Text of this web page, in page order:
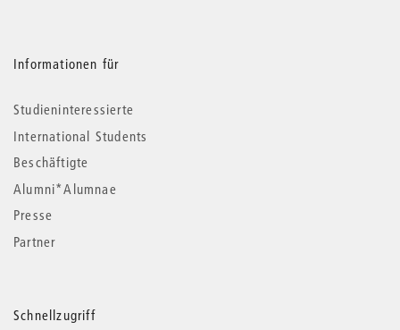
Informationen für
Studieninteressierte
International Students
Beschäftigte
Alumni*Alumnae
Presse
Partner
Schnellzugriff